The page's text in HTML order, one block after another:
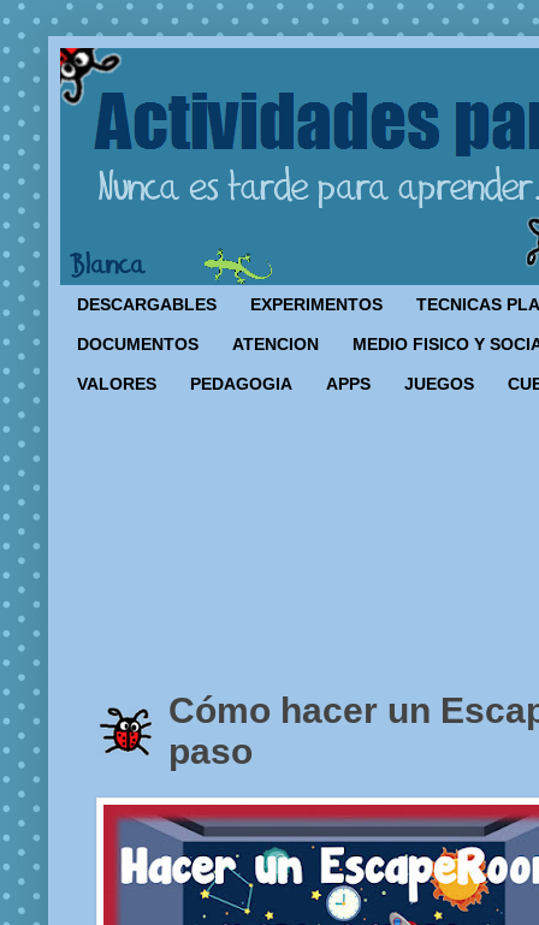
DESCARGABLES EXPERIMENTOS TECNICAS
DOCUMENTOS ATENCION MEDIO FISICO Y
VALORES PEDAGOGIA APPS JUEGOS
Cómo hacer un
paso